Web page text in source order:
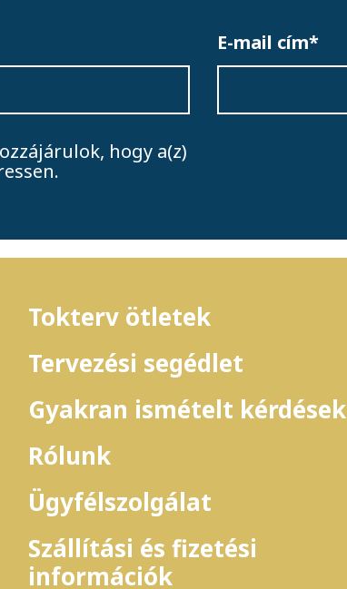
E-mail cím*
hogy a(z)
Tokterv ötletek
Tervezési segédlet
Gyakran ismételt kérdések
Rólunk
Ügyfélszolgálat
Szállítási és fizetési
információk